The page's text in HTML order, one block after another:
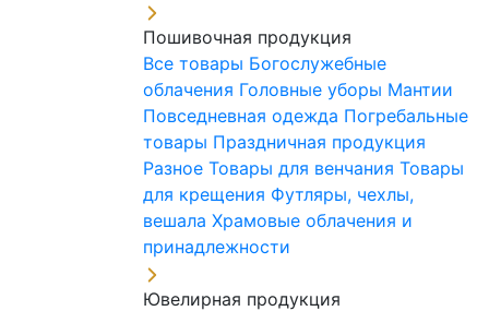
Пошивочная продукция
Все товары Богослужебные
облачения Головные уборы Мантии
Повседневная одежда Погребальные
товары Праздничная продукция
Разное Товары для венчания Товары
для крещения Футляры, чехлы,
вешала Храмовые облачения и
принадлежности
Ювелирная продукция